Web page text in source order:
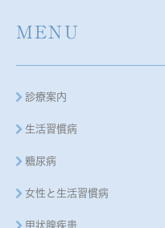
MENU
診療案内
生活習慣病
糖尿病
女性と生活習慣病
甲状腺疾患